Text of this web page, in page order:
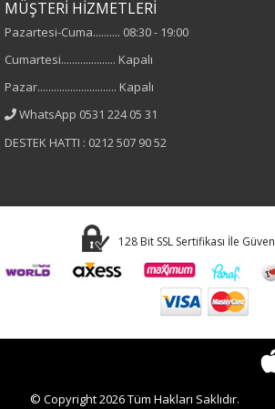
MÜŞTERİ HİZMETLERİ
Pazartesi-Cuma.......... 08:30 - 19:00
Cumartesi.................... Kapalı
Pazar............................. Kapalı
WhatsApp 0531 224 05 31
DESTEK HATTI : 0212 507 90 52
128 Bit SSL Sertifikası İle
© Copyright 2026 Tüm Hakları Saklıdır.